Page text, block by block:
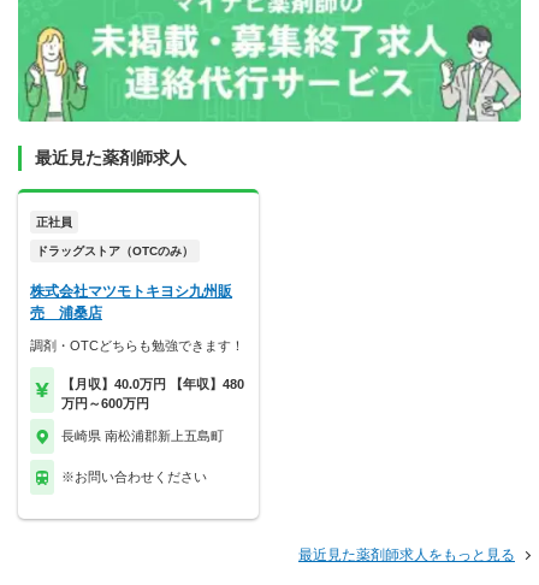
最近見た薬剤師求人
正社員
ドラッグストア（OTCのみ）
株式会社マツモトキヨシ九州販
売 浦桑店
調剤・OTCどちらも勉強できます！
【月収】40.0万円 【年収】480
万円～600万円
長崎県 南松浦郡新上五島町
※お問い合わせください
最近見た薬剤師求人をもっと見る